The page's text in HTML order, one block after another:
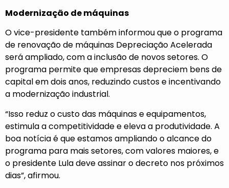
Modernização de máquinas
O vice-presidente também informou que o programa
de renovação de máquinas Depreciação Acelerada
será ampliado, com a inclusão de novos setores. O
programa permite que empresas depreciem bens de
capital em dois anos, reduzindo custos e incentivando
a modernização industrial.
“Isso reduz o custo das máquinas e equipamentos,
estimula a competitividade e eleva a produtividade. A
boa notícia é que estamos ampliando o alcance do
programa para mais setores, com valores maiores, e
o presidente Lula deve assinar o decreto nos próximos
dias”, afirmou.